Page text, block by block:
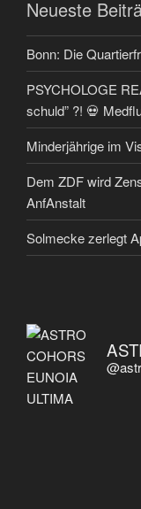
Neueste
Bonn: Die
PSYCHOLOGE
schuld” ?! 💀
Minderjährige im
Dem ZDF wird
AnfAnstalt
Solmecke zerlegt